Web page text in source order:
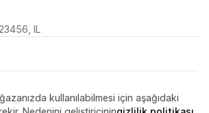
IL
kullanılabilmesi için aşağıdaki